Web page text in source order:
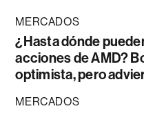
MERCADOS
¿Hasta dónde
acciones de AMD?
optimista, pero
MERCADOS